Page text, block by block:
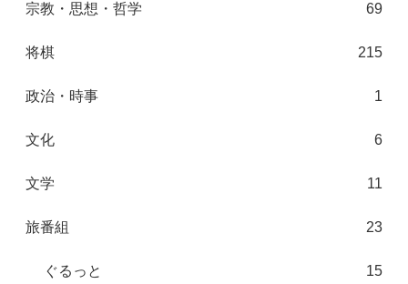
宗教・思想・哲学 69
将棋 215
政治・時事 1
文化 6
文学 11
旅番組 23
ぐるっと 15